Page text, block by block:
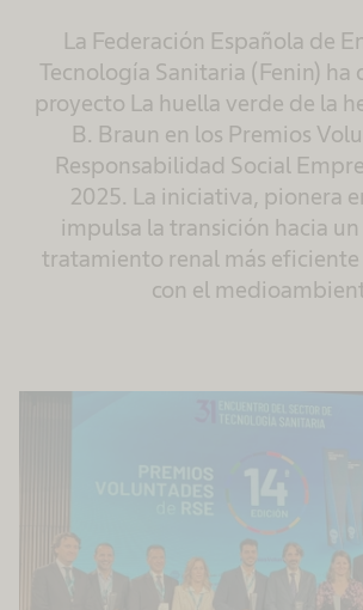
La Federación Española de
Tecnología Sanitaria (Fenin)
proyecto La huella verde de la
B. Braun en los Premios
Responsabilidad Social
2025. La iniciativa, pionera
impulsa la transición hacia
tratamiento renal más eficiente
con el